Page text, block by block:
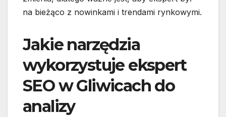
na bieżąco z nowinkami i trendami rynkowymi.
Jakie narzędzia
wykorzystuje ekspert
SEO w Gliwicach do
analizy